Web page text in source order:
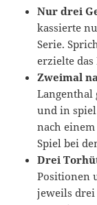
Nur drei
kassierte
Serie.
erzielte
Zweimal
Langenthal
und in spiel
nach
Spiel bei
Drei
Positionen
jeweils drei